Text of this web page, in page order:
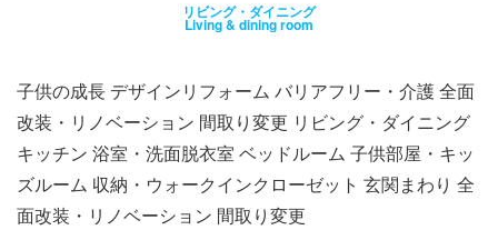
リビング・ダイニング
Living & dining room
子供の成長 デザインリフォーム バリアフリー・介護 全面
改装・リノベーション 間取り変更 リビング・ダイニング
キッチン 浴室・洗面脱衣室 ベッドルーム 子供部屋・キッ
ズルーム 収納・ウォークインクローゼット 玄関まわり 全
面改装・リノベーション 間取り変更